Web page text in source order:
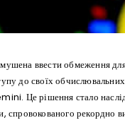
ввести обмеження
до своїх
Це рішення стало
спровокованого рекордно